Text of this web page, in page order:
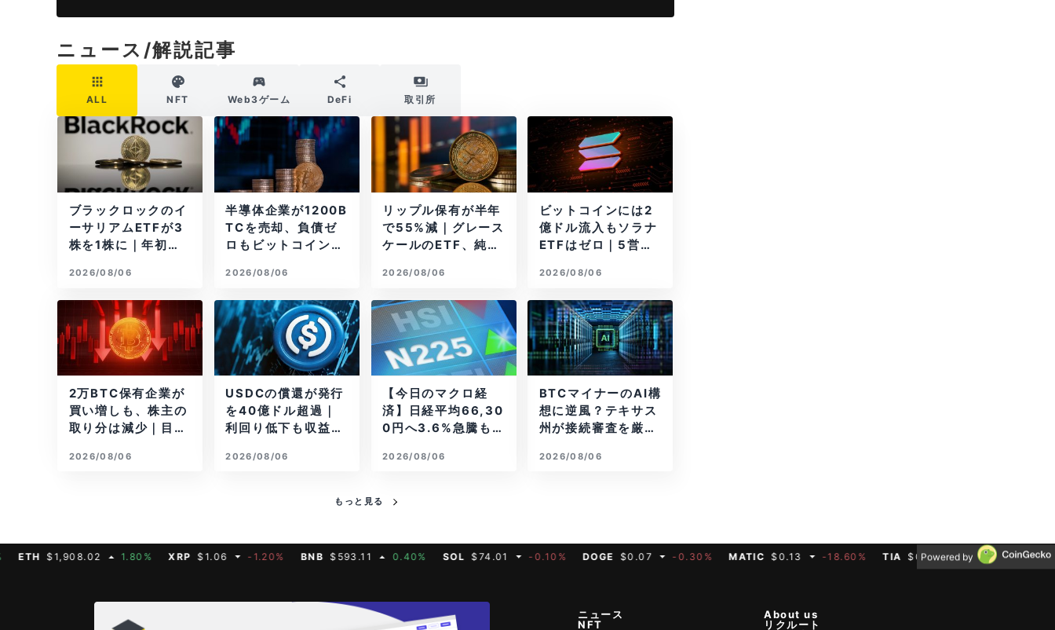
ニュース/解説記事
ALL NFT Web3ゲーム DeFi 取引所
ブラックロックのイ
ーサリアムETFが3
株を1株に｜年初来3
2026/08/06
半導体企業が1200B
TCを売却、負債ゼ
ロもビットコイン戦
2026/08/06
リップル保有が半年
で55%減｜グレース
ケールのETF、純資
2026/08/06
ビットコインには2
億ドル流入もソラナ
ETFはゼロ｜5営業
2026/08/06
2万BTC保有企業が
買い増しも、株主の
取り分は減少｜目標
2026/08/06
USDCの償還が発行
を40億ドル超過｜
利回り低下も収益は
2026/08/06
【今日のマクロ経
済】日経平均66,30
0円へ3.6%急騰もA
燃
2026/08/06
BTCマイナーのAI構
想に逆風？テキサス
州が接続審査を厳格
2026/08/06
もっと見る
$1,908.02 1.80% XRP $1.06 -1.20% BNB $593.11 0.40% SOL $74.01 -0.10% DOGE $0.07 -0.30% MATIC $0.13 -18.60% TIA $0.33 -1.00% BTC
Powered by
ニュース
NFT
About us
リクルート